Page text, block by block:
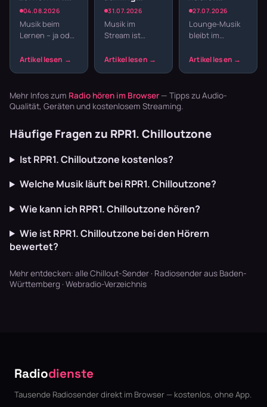
04.08.2026
Gesang:
Welche
Musik lenkt
nicht ab?
Musik beim
Lernen – ja oder
ist
im Spiel ist.
Während ins…
31.07.2026
Streams:
GEMA-freie
Sender für
Musik im
Stream ist
falscher Track,
stummgeschaltet
oder du
27.07.2026
Entspannte
Hintergrundmusik
für Arbeit
Lounge-Musik
bleibt im
ohne langweilig
konzentriertes
Mehr Infos zum Radio hören im Browser — Tipps zu Audio-
Qualität, Geräten und kostenlosem Streaming.
Häufige Fragen zu RPR1. Chilloutzone
Ist RPR1. Chilloutzone kostenlos?
Welche Musik läuft bei RPR1. Chilloutzone?
Wie kann ich RPR1. Chilloutzone hören?
Wie ist RPR1. Chilloutzone bei den Hörern
bewertet?
Mehr entdecken: alle Chillout-Sender · Radiosender aus Baden-
Württemberg · Webradio-Verzeichnis
Radiodienste
Tausende Radiosender direkt im Browser — kostenlos, ohne App.